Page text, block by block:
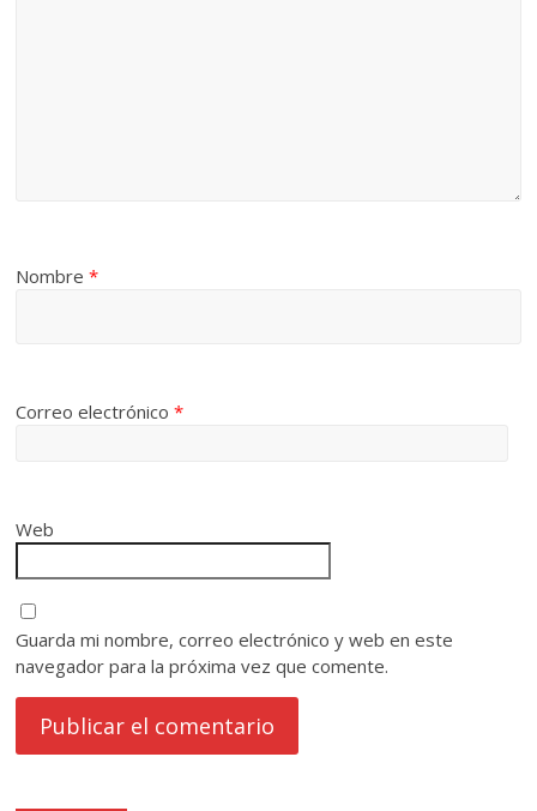
Nombre*
Correo electrónico*
Web
Guarda mi nombre, correo electrónico y web en este
navegador para la próxima vez que comente.